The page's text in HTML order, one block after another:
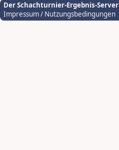
Der Schachturnier-Ergebnis-Server
Impressum / Nutzungsbedingungen